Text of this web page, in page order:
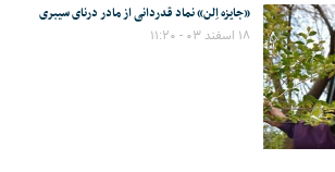
«جایزه اِلن» نماد قدردانی از مادر درنای سیبری
۱۸ اسفند ۰۳ - ۱۱:۲۰